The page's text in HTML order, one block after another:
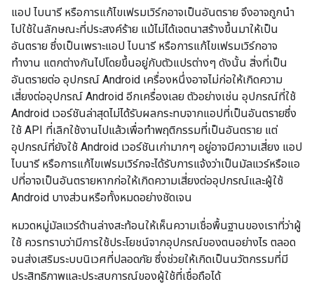
แอป ไบนารี หรือการแก้ไขเฟรมเวิร์กอาจเป็นอันตราย จึงอาจถูกนำ
ไปใช้ในลักษณะที่ประสงค์ร้าย แม้ไม่ได้เจตนาสร้างขึ้นมาให้เป็น
อันตราย ซึ่งเป็นเพราะแอป ไบนารี หรือการแก้ไขเฟรมเวิร์กอาจ
ทำงาน แตกต่างกันไปโดยขึ้นอยู่กับตัวแปรต่างๆ ดังนั้น สิ่งที่เป็น
อันตรายต่อ อุปกรณ์ Android เครื่องหนึ่งอาจไม่ก่อให้เกิดความ
เสี่ยงต่ออุปกรณ์ Android อีกเครื่องเลย ตัวอย่างเช่น อุปกรณ์ที่ใช้
Android เวอร์ชันล่าสุดไม่ได้รับผลกระทบจากแอปที่เป็นอันตรายซึ่ง
ใช้ API ที่เลิกใช้งานไปแล้วเพื่อทำพฤติกรรมที่เป็นอันตราย แต่
อุปกรณ์ที่ยังใช้ Android เวอร์ชันเก่ามากๆ อยู่อาจมีความเสี่ยง แอป
ไบนารี หรือการแก้ไขเฟรมเวิร์กจะได้รับการแจ้งว่าเป็นมัลแวร์หรือแอ
ปที่อาจเป็นอันตรายหากก่อให้เกิดความเสี่ยงต่ออุปกรณ์และผู้ใช้
Android บางส่วนหรือทั้งหมดอย่างชัดเจน
หมวดหมู่มัลแวร์ด้านล่างสะท้อนให้เห็นความเชื่อพื้นฐานของเราที่ว่าผู้
ใช้ ควรทราบว่ามีการใช้ประโยชน์จากอุปกรณ์ของตนอย่างไร ตลอด
จนส่งเสริมระบบนิเวศที่ปลอดภัย ซึ่งช่วยให้เกิดเป็นนวัตกรรมที่มี
ประสิทธิภาพและประสบการณ์ของผู้ใช้ที่เชื่อถือได้